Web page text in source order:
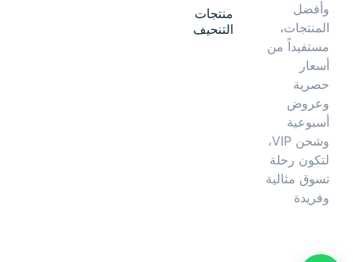
وأفضل
المنتجات،
مستفيداً من
أسعار
حصرية
وعروض
أسبوعية
وشحن VIP،
لتكون رحلة
تسوق مثالية
وفريدة
منتجات
التنحيف